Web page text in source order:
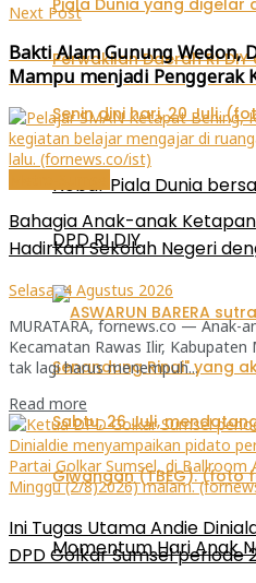
Nobar Piala Dunia
DPD RI DIY
Momentum Hari Anak
Next Post
Bakti Alam Gunung Wedon,
Mampu menjadi Penggerak
Bahagia Anak-anak
Hadirkan Sekolah Negeri
Selasa, 4 Agustus 2026
MURATARA, fornews.co — Anak-
Kecamatan Rawas Ilir,
tak lagi harus menempuh...
Read more
Ini Tugas Utama Andie
DPD Golkar Sumsel periode